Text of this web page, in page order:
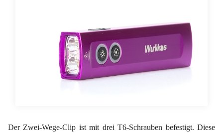
Der Zwei-Wege-Clip ist mit drei T6-Schrauben befestigt. Diese